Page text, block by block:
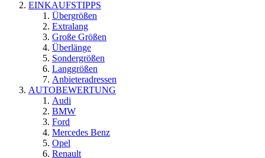
EINKAUFSTIPPS
Übergrößen
Extralang
Große Größen
Überlänge
Sondergrößen
Langgrößen
Anbieteradressen
AUTOBEWERTUNG
Audi
BMW
Ford
Mercedes Benz
Opel
Renault